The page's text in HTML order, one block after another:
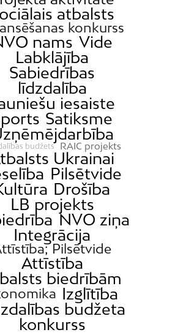
atbalsts
konkurss
nams Vide
Labklājība
Sabiedrības
līdzdalība
iesaiste
Satiksme
budžets RAIC projekts
Ukrainai
Pilsētvide
Drošība
LB projekts
NVO ziņa
Integrācija
Pilsētvide
Attīstība
biedrībām
Izglītība
budžeta
konkurss